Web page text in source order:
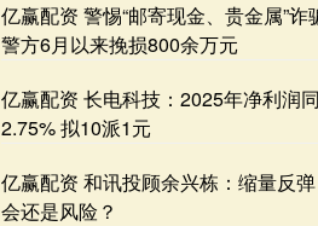
亿赢配资 警惕“邮寄现金、贵金属”诈
警方6月以来挽损800余万元
亿赢配资 长电科技：2025年净利润
2.75% 拟10派1元
亿赢配资 和讯投顾余兴栋：缩量反
会还是风险？